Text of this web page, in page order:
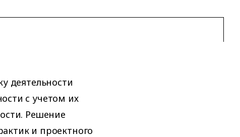
деятельности
с учетом их
Решение
и проектного